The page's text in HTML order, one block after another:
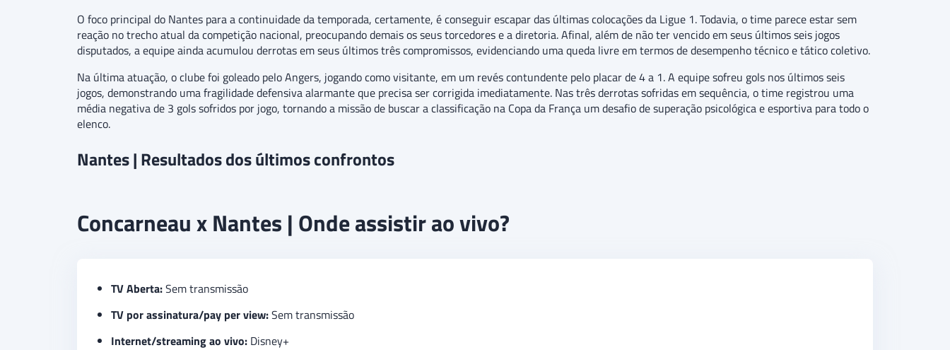
O foco principal do Nantes para a continuidade da temporada, certamente, é conseguir escapar das últimas colocações da Ligue 1. Todavia, o time parece estar sem
reação no trecho atual da competição nacional, preocupando demais os seus torcedores e a diretoria. Afinal, além de não ter vencido em seus últimos seis jogos
disputados, a equipe ainda acumulou derrotas em seus últimos três compromissos, evidenciando uma queda livre em termos de desempenho técnico e tático coletivo.
Na última atuação, o clube foi goleado pelo Angers, jogando como visitante, em um revés contundente pelo placar de 4 a 1. A equipe sofreu gols nos últimos seis
jogos, demonstrando uma fragilidade defensiva alarmante que precisa ser corrigida imediatamente. Nas três derrotas sofridas em sequência, o time registrou uma
média negativa de 3 gols sofridos por jogo, tornando a missão de buscar a classificação na Copa da França um desafio de superação psicológica e esportiva para todo o
elenco.
Nantes | Resultados dos últimos confrontos
Concarneau x Nantes | Onde assistir ao vivo?
TV Aberta:Sem transmissão
TV por assinatura/pay per view:Sem transmissão
Internet/streaming ao vivo: Disney+